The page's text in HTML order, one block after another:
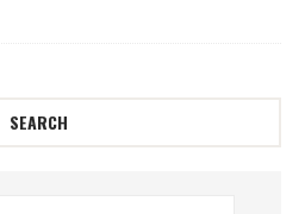
SEARCH